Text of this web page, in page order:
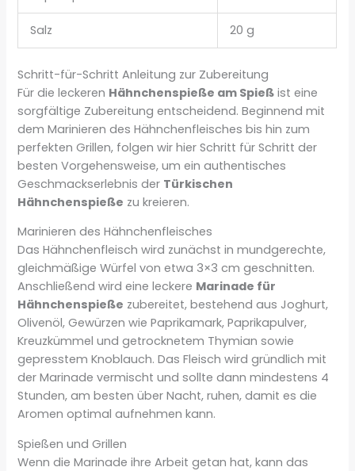
Salz 20 g
Schritt-für-Schritt Anleitung zur Zubereitung
Für die leckeren Hähnchenspieße am Spieß ist eine
sorgfältige Zubereitung entscheidend. Beginnend mit
dem Marinieren des Hähnchenfleisches bis hin zum
perfekten Grillen, folgen wir hier Schritt für Schritt der
besten Vorgehensweise, um ein authentisches
Geschmackserlebnis der Türkischen
Hähnchenspieße zu kreieren.
Marinieren des Hähnchenfleisches
Das Hähnchenfleisch wird zunächst in mundgerechte,
gleichmäßige Würfel von etwa 3×3 cm geschnitten.
Anschließend wird eine leckere Marinade für
Hähnchenspieße zubereitet, bestehend aus Joghurt,
Olivenöl, Gewürzen wie Paprikamark, Paprikapulver,
Kreuzkümmel und getrocknetem Thymian sowie
gepresstem Knoblauch. Das Fleisch wird gründlich mit
der Marinade vermischt und sollte dann mindestens 4
Stunden, am besten über Nacht, ruhen, damit es die
Aromen optimal aufnehmen kann.
Spießen und Grillen
Wenn die Marinade ihre Arbeit getan hat, kann das